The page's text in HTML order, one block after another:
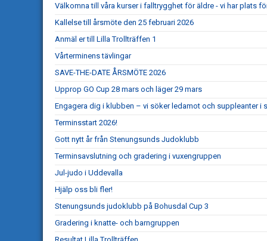
Välkomna till våra kurser i falltrygghet för äldre - vi har plats
Kallelse till årsmöte den 25 februari 2026
Anmäl er till Lilla Trollträffen 1
Vårterminens tävlingar
SAVE-THE-DATE ÅRSMÖTE 2026
Upprop GO Cup 28 mars och läger 29 mars
Engagera dig i klubben – vi söker ledamot och suppleanter i
Terminsstart 2026!
Gott nytt år från Stenungsunds Judoklubb
Terminsavslutning och gradering i vuxengruppen
Jul-judo i Uddevalla
Hjälp oss bli fler!
Stenungsunds judoklubb på Bohusdal Cup 3
Gradering i knatte- och barngruppen